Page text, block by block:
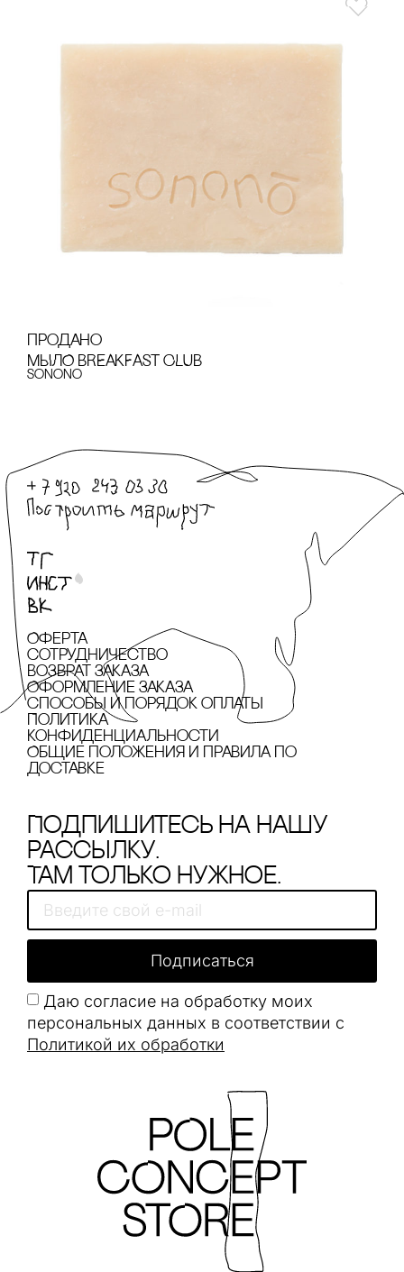
продано
МЫЛО BREAKFAST CLUB
sonono
Оферта
сотрудничество
Возврат заказа
Оформление заказа
cпособы и порядок оплаты
Политика
конфиденциальности
Общие положения и правила по
доставке
Подпишитесь на нашу
рассылку.
Там только нужное.
Даю согласие на обработку моих
персональных данных в соответствии с
Политикой их обработки
Подписаться